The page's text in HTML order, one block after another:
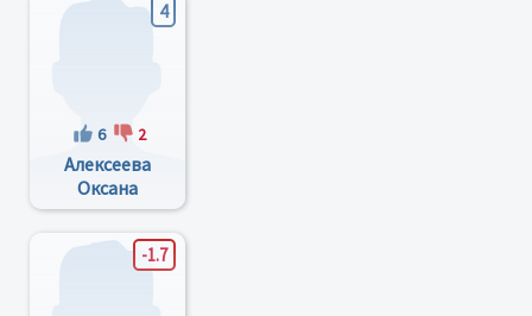
4
6 2
Алексеева
Оксана
Радиславовна
-1.7